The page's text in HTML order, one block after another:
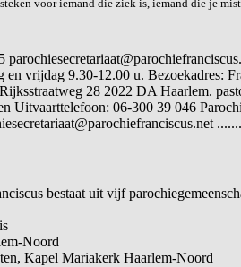
voor iemand die ziek is, iemand die je
en vrijdag 9.30-12.00 u. Bezoekadres:
28 2022 DA Haarlem.
Uitvaarttelefoon: 06-300 39 046
bestaat uit vijf
Noord
Kapel Mariakerk Haarlem-Noord